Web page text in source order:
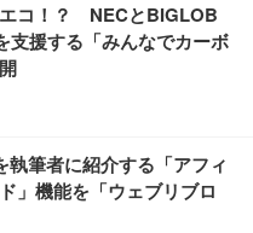
コ！？ NECとBIGLOB
支援する「みんなでカーボ
筆者に紹介する「アフィ
」機能を「ウェブリブロ